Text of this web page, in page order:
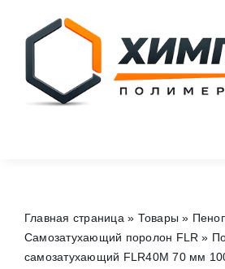
content
Главная страница » Товары »
Самозатухающий поролон FLR »
самозатухающий FLR40M 70 мм